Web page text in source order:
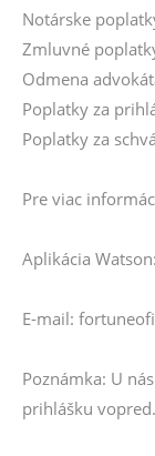
Notárske
Zmluvné
Odmena
Poplatky za
Poplatky za
Pre viac
Aplikácia
E-mail:
Poznámka: U
prihlášku vopred.